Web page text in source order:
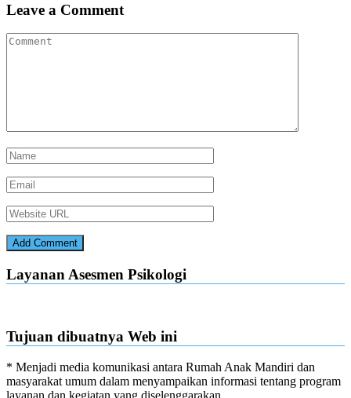
Leave a Comment
Layanan Asesmen Psikologi
Tujuan dibuatnya Web ini
* Menjadi media komunikasi antara Rumah Anak Mandiri dan
masyarakat umum dalam menyampaikan informasi tentang program